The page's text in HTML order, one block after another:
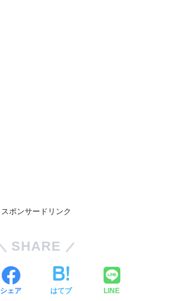
スポンサードリンク
SHARE
シェア はてブ LINE